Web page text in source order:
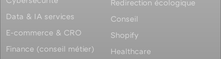
Data & IA services
E-commerce & CRO
Finance (conseil métier)
Redirection écologique
Conseil
Shopify
Healthcare